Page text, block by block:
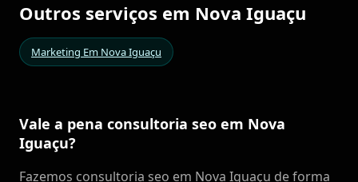
Outros serviços em Nova Iguaçu
Marketing Em Nova Iguaçu
Vale a pena consultoria seo em Nova
Iguaçu?
Fazemos consultoria seo em Nova Iguaçu de forma